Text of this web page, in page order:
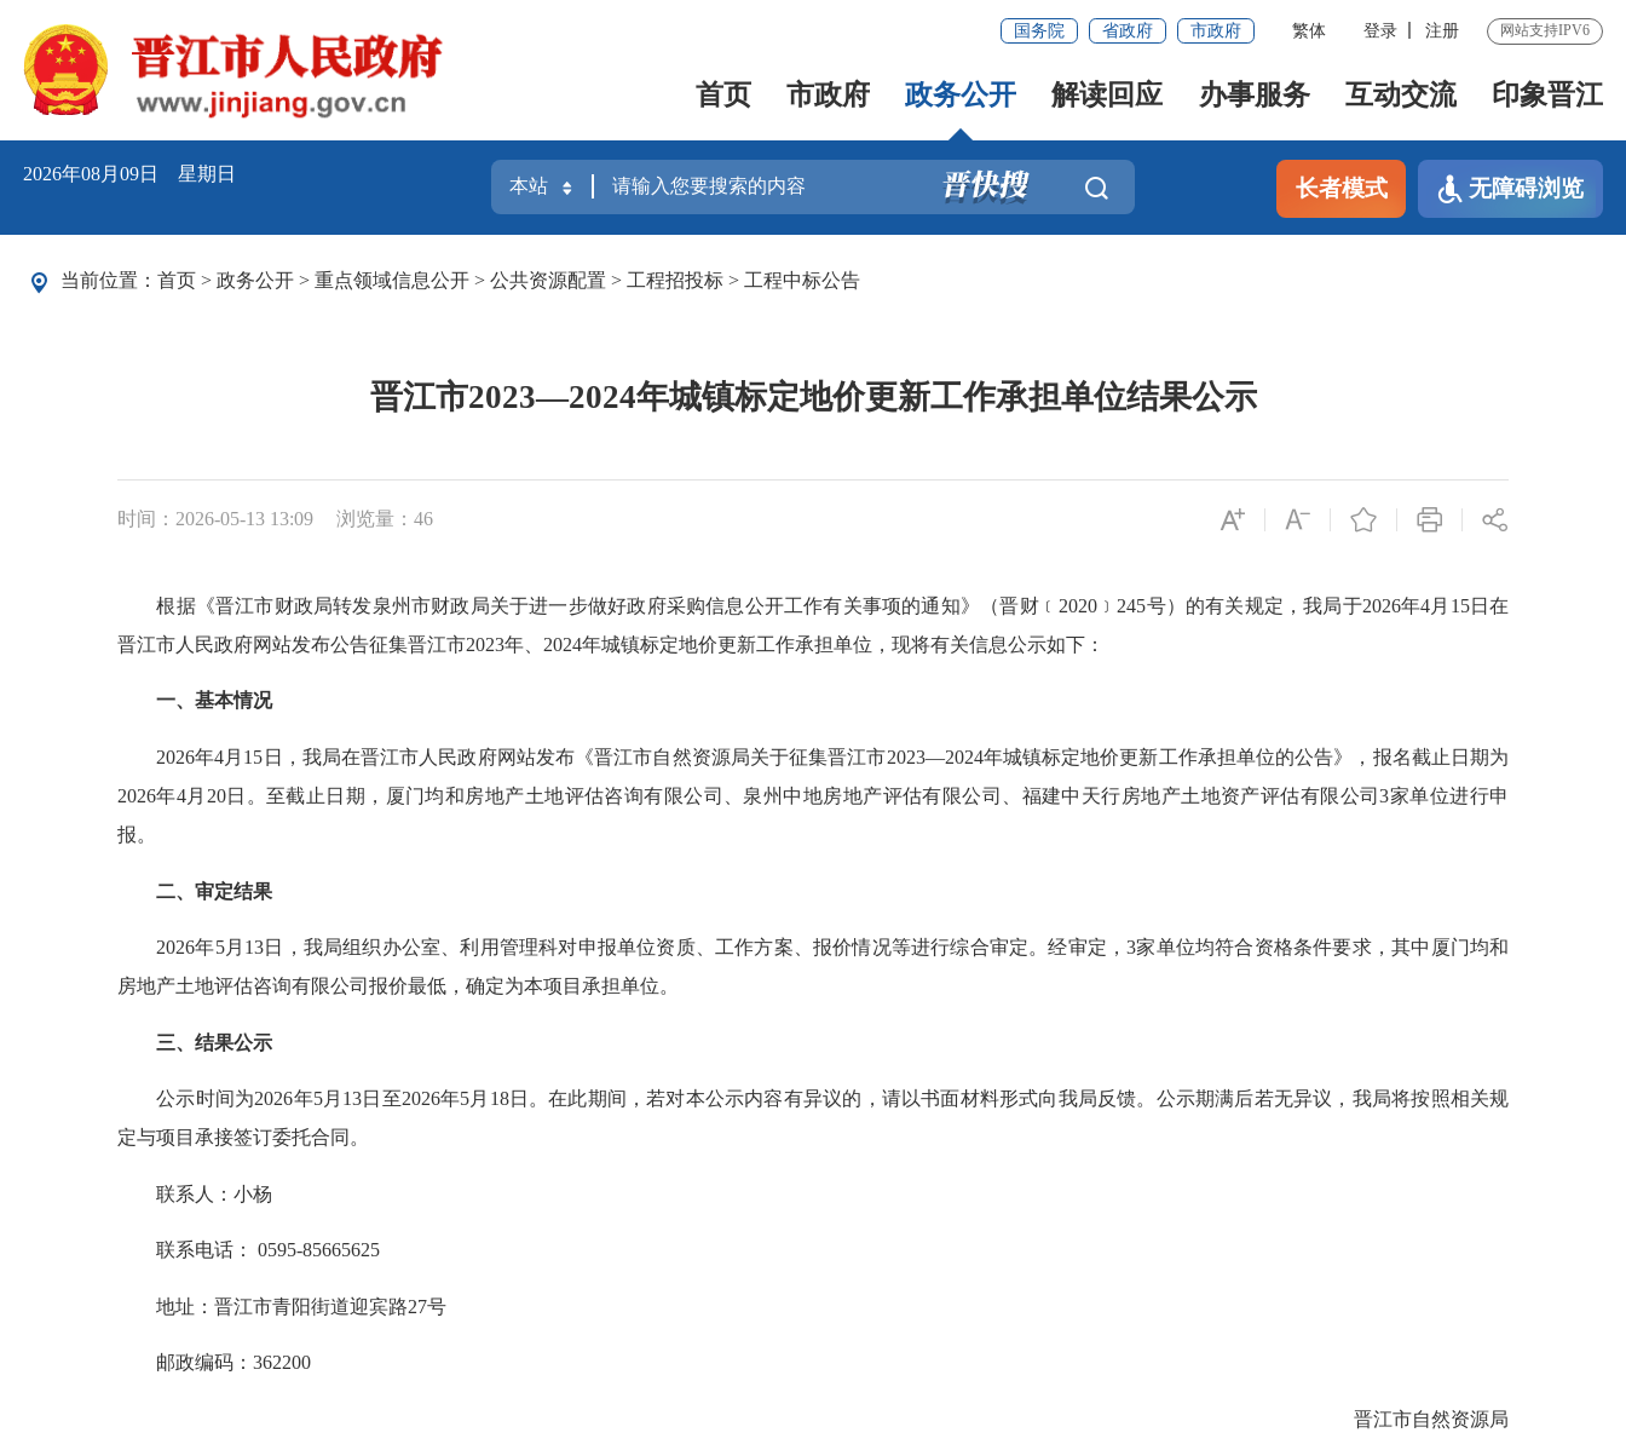
国务院 省政府 市政府 繁体 登录 注册 网站支持IPV6
首页 市政府 政务公开 解读回应 办事服务 互动交流 印象晋江
2026年08月09日 星期日
长者模式 无障碍浏览
当前位置： 首页 > 政务公开 > 重点领域信息公开 > 公共资源配置 > 工程招投标 > 工程中标公告
晋江市2023—2024年城镇标定地价更新工作承担单位结果公示
时间：2026-05-13 13:09 浏览量：46
根据《晋江市财政局转发泉州市财政局关于进一步做好政府采购信息公开工作有关事项的通知》（晋财﹝2020﹞245号）的有关规定，我局于2026年4月15日在
晋江市人民政府网站发布公告征集晋江市2023年、2024年城镇标定地价更新工作承担单位，现将有关信息公示如下：
一、基本情况
2026年4月15日，我局在晋江市人民政府网站发布《晋江市自然资源局关于征集晋江市2023—2024年城镇标定地价更新工作承担单位的公告》，报名截止日期为
2026年4月20日。至截止日期，厦门均和房地产土地评估咨询有限公司、泉州中地房地产评估有限公司、福建中天行房地产土地资产评估有限公司3家单位进行申
报。
二、审定结果
2026年5月13日，我局组织办公室、利用管理科对申报单位资质、工作方案、报价情况等进行综合审定。经审定，3家单位均符合资格条件要求，其中厦门均和
房地产土地评估咨询有限公司报价最低，确定为本项目承担单位。
三、结果公示
公示时间为2026年5月13日至2026年5月18日。在此期间，若对本公示内容有异议的，请以书面材料形式向我局反馈。公示期满后若无异议，我局将按照相关规
定与项目承接签订委托合同。
联系人：小杨
联系电话： 0595-85665625
地址：晋江市青阳街道迎宾路27号
邮政编码：362200
晋江市自然资源局